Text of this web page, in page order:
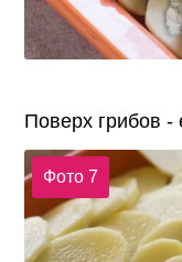
Поверх грибов
Фото 7